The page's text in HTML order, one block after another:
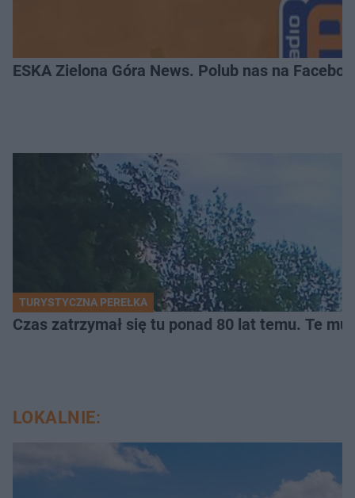
ESKA Zielona Góra News. Polub nas na
TURYSTYCZNA PEREŁKA
Czas zatrzymał się tu ponad 80 lat temu. Te
LOKALNIE: